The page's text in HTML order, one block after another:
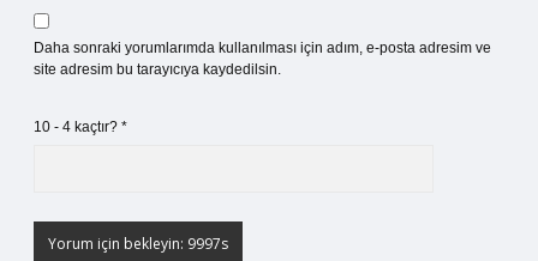
Daha sonraki yorumlarımda kullanılması için adım, e-posta adresim ve
site adresim bu tarayıcıya kaydedilsin.
10 - 4 kaçtır? *